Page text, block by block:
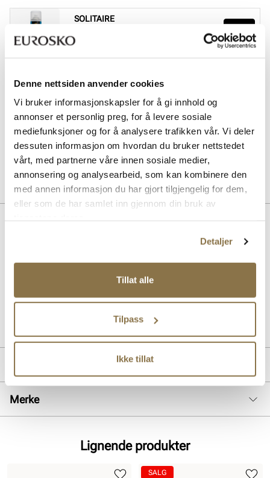
Denne nettsiden anvender cookies
Vi bruker informasjonskapsler for å gi innhold og
annonser et personlig preg, for å levere sosiale
mediefunksjoner og for å analysere trafikken vår. Vi deler
dessuten informasjon om hvordan du bruker nettstedet
vårt, med partnerne våre innen sosiale medier,
annonsering og analysearbeid, som kan kombinere den
med annen informasjon du har gjort tilgjengelig for dem,
eller som de har samlet inn gjennom din bruk av
Detaljer
Tillat alle
Tilpass
Ikke tillat
SOLITAIRE
Pris
169,-
Suede & nubuck renovator - Nøytral
99,-
SOLITAIRE
Combi Care Foam skovask
Pris
Beskrivelse
Klassisk og komfortabel ballerina med en stilren silhuett fra
komfortabel og fleksibel såle sørger for topp komfort hele dagen.
For:Skinn
Såle:Gummi
Merke
Lignende produkter
SALG